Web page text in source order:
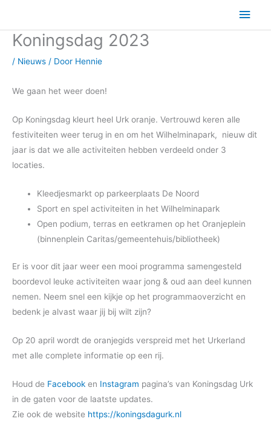
Koningsdag 2023
/ Nieuws / Door Hennie
We gaan het weer doen!
Op Koningsdag kleurt heel Urk oranje. Vertrouwd keren alle
festiviteiten weer terug in en om het Wilhelminapark, nieuw dit
jaar is dat we alle activiteiten hebben verdeeld onder 3
locaties.
Kleedjesmarkt op parkeerplaats De Noord
Sport en spel activiteiten in het Wilhelminapark
Open podium, terras en eetkramen op het Oranjeplein
(binnenplein Caritas/gemeentehuis/bibliotheek)
Er is voor dit jaar weer een mooi programma samengesteld
boordevol leuke activiteiten waar jong & oud aan deel kunnen
nemen. Neem snel een kijkje op het programmaoverzicht en
bedenk je alvast waar jij bij wilt zijn?
Op 20 april wordt de oranjegids verspreid met het Urkerland
met alle complete informatie op een rij.
Houd de Facebook en Instagram pagina’s van Koningsdag Urk
in de gaten voor de laatste updates.
Zie ook de website https://koningsdagurk.nl